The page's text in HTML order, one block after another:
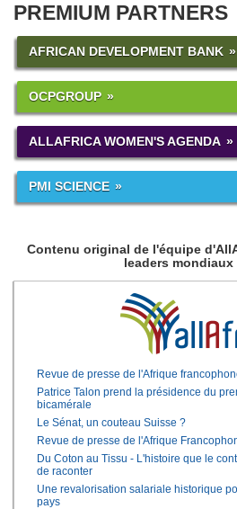
PREMIUM PARTNERS
AFRICAN DEVELOPMENT BANK
OCPGROUP
ALLAFRICA WOMEN'S AGENDA
PMI SCIENCE
Contenu original de l'équipe
leaders
Revue de presse de l'Afrique
Patrice Talon prend la présidence du
bicamérale
Le Sénat, un couteau Suisse ?
Revue de presse de l'Afrique
Du Coton au Tissu - L'histoire que le
de raconter
Une revalorisation salariale historique
pays